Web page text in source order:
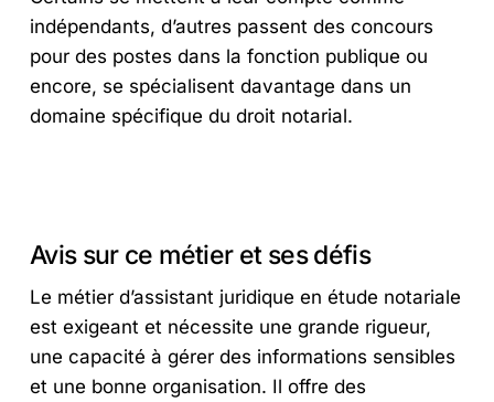
indépendants, d’autres passent des concours
pour des postes dans la fonction publique ou
encore, se spécialisent davantage dans un
domaine spécifique du droit notarial.
Avis sur ce métier et ses défis
Le métier d’assistant juridique en étude notariale
est exigeant et nécessite une grande rigueur,
une capacité à gérer des informations sensibles
et une bonne organisation. Il offre des